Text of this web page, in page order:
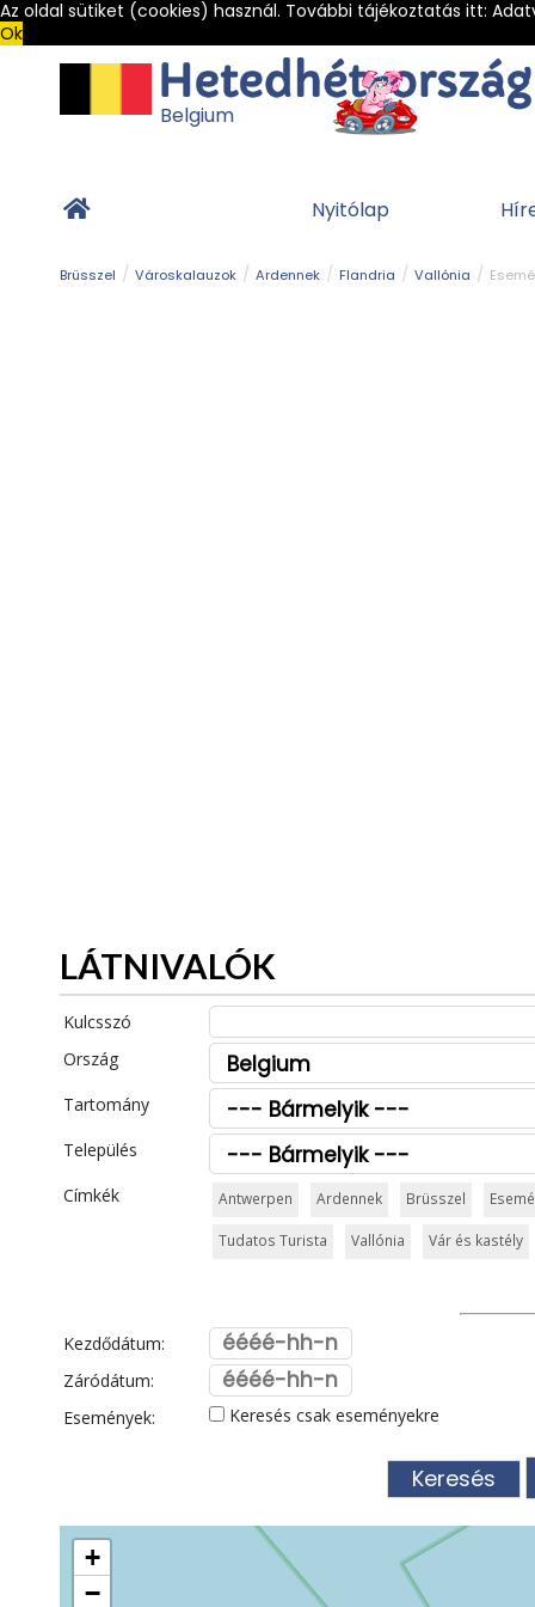
Az oldal sütiket (cookies) használ. További tájékoztatás itt:
Ok
Belgium
Nyitólap
Brüsszel Városkalauzok Ardennek Flandria Vallónia
LÁTNIVALÓK
Kulcsszó
Ország
Tartomány
Település
Címkék
Antwerpen Ardennek Brüsszel
Tudatos Turista Vallónia Vár és kastély
Kezdődátum:
Záródátum:
Események:
Keresés csak eseményekre
+
−